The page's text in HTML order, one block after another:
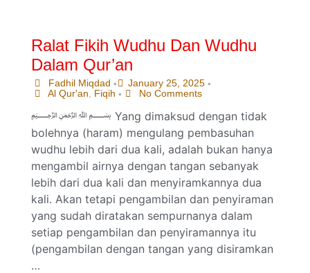
Ralat Fikih Wudhu Dan Wudhu
Dalam Qur’an
Fadhil Miqdad • January 25, 2025 •
Al Qur'an, Fiqih • No Comments
﷽ Yang dimaksud dengan tidak
bolehnya (haram) mengulang pembasuhan
wudhu lebih dari dua kali, adalah bukan hanya
mengambil airnya dengan tangan sebanyak
lebih dari dua kali dan menyiramkannya dua
kali. Akan tetapi pengambilan dan penyiraman
yang sudah diratakan sempurnanya dalam
setiap pengambilan dan penyiramannya itu
(pengambilan dengan tangan yang disiramkan
…